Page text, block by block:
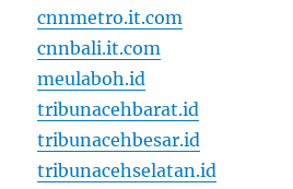
cnnmetro.it.com
cnnbali.it.com
meulaboh.id
tribunacehbarat.id
tribunacehbesar.id
tribunacehselatan.id